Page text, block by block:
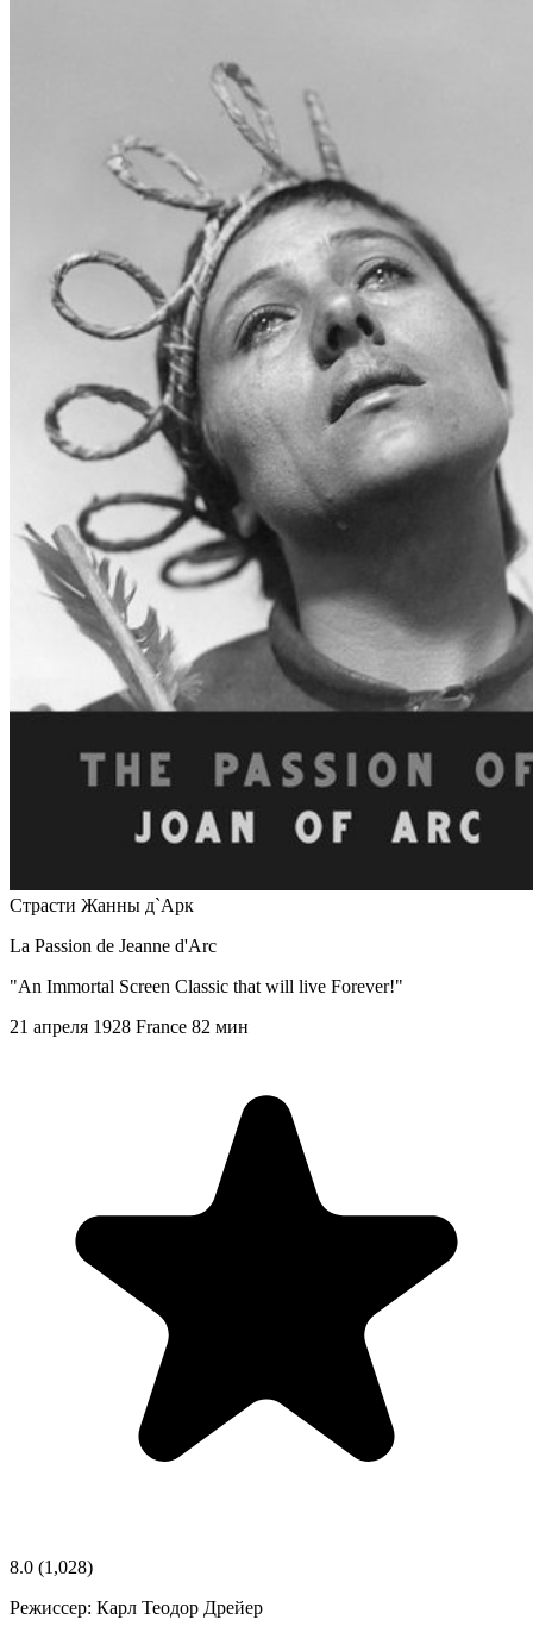
Страсти Жанны д`Арк
La Passion de Jeanne d'Arc
"An Immortal Screen Classic that will live Forever!"
21 апреля 1928 France 82 мин
8.0 (1,028)
Режиссер: Карл Теодор Дрейер